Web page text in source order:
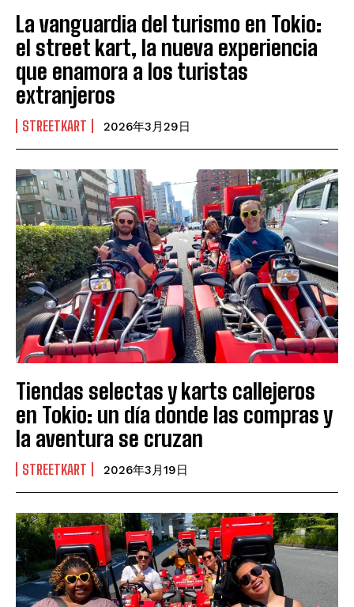
La vanguardia del turismo en Tokio:
el street kart, la nueva experiencia
que enamora a los turistas
extranjeros
STREETKART 2026年3月29日
Tiendas selectas y karts callejeros
en Tokio: un día donde las compras y
la aventura se cruzan
STREETKART 2026年3月19日